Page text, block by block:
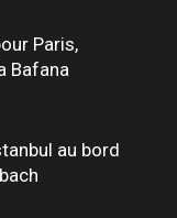
Paris,
Bafana
au bord